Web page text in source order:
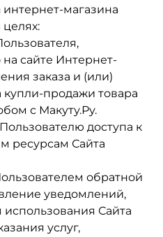
магазина
сайте Интернет-
заказа и (или)
продажи товара
с Макуту.Ру.
доступа к
ресурсам Сайта
обратной
уведомлений,
Сайта
услуг,